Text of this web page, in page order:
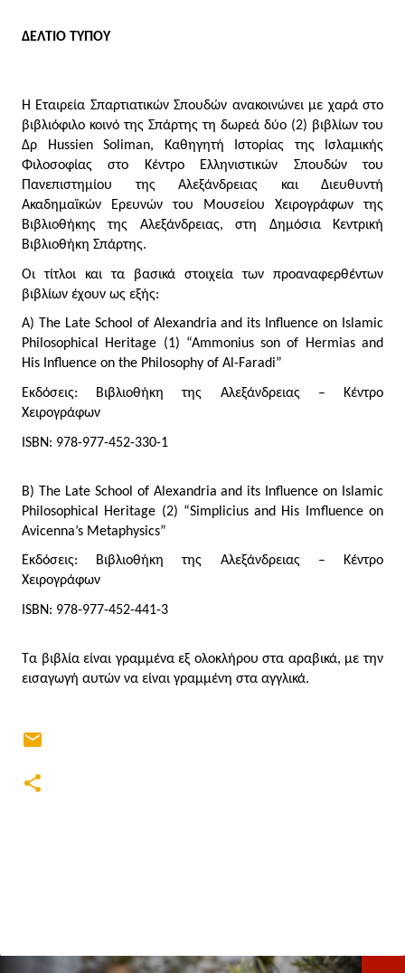
ΔΕΛΤΙΟ ΤΥΠΟΥ
Η Εταιρεία Σπαρτιατικών Σπουδών ανακοινώνει με χαρά στο
βιβλιόφιλο κοινό της Σπάρτης τη δωρεά δύο (2) βιβλίων του
Δρ Hussien Soliman, Καθηγητή Ιστορίας της Ισλαμικής
Φιλοσοφίας στο Κέντρο Ελληνιστικών Σπουδών του
Πανεπιστημίου της Αλεξάνδρειας και Διευθυντή
Ακαδημαϊκών Ερευνών του Μουσείου Χειρογράφων της
Βιβλιοθήκης της Αλεξάνδρειας, στη Δημόσια Κεντρική
Βιβλιοθήκη Σπάρτης.
Οι τίτλοι και τα βασικά στοιχεία των προαναφερθέντων
βιβλίων έχουν ως εξής:
Α) The Late School of Alexandria and its Influence on Islamic
Philosophical Heritage (1) “Ammonius son of Hermias and
His Influence on the Philosophy of Al-Faradi”
Εκδόσεις: Βιβλιοθήκη της Αλεξάνδρειας – Κέντρο
Χειρογράφων
ISBN: 978-977-452-330-1
Β) The Late School of Alexandria and its Influence on Islamic
Philosophical Heritage (2) “Simplicius and His Imfluence on
Avicenna’s Metaphysics”
Εκδόσεις: Βιβλιοθήκη της Αλεξάνδρειας – Κέντρο
Χειρογράφων
ISBN: 978-977-452-441-3
Τα βιβλία είναι γραμμένα εξ ολοκλήρου στα αραβικά, με την
εισαγωγή αυτών να είναι γραμμένη στα αγγλικά.
λ